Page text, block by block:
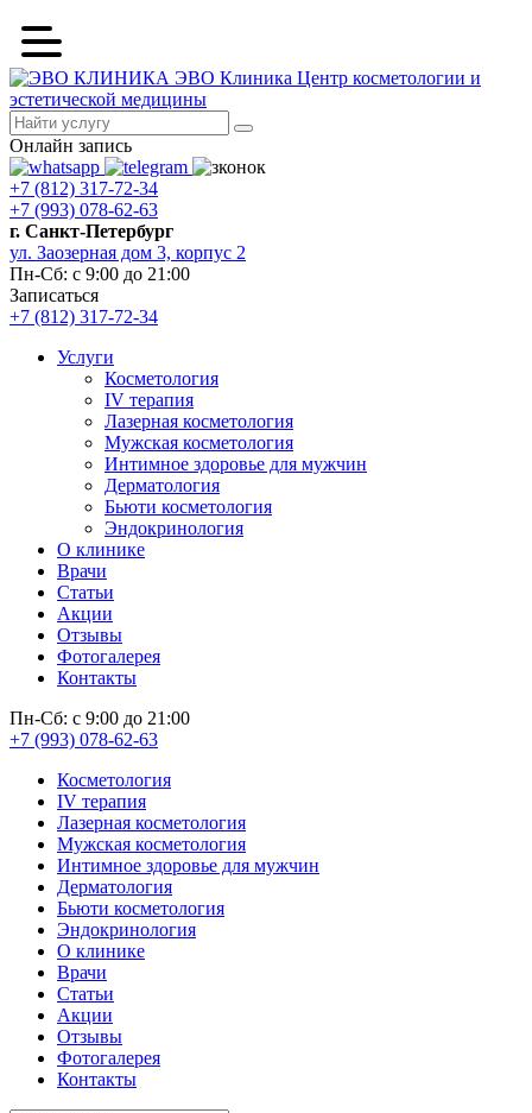
ЭВО Клиника Центр косметологии и
эстетической медицины
Онлайн запись
+7 (812) 317-72-34
+7 (993) 078-62-63
г. Санкт-Петербург
ул. Заозерная дом 3, корпус 2
Пн-Сб: с 9:00 до 21:00
Записаться
+7 (812) 317-72-34
Услуги
Косметология
IV терапия
Лазерная косметология
Мужская косметология
Интимное здоровье для мужчин
Дерматология
Бьюти косметология
Эндокринология
О клинике
Врачи
Статьи
Акции
Отзывы
Фотогалерея
Контакты
Пн-Сб: с 9:00 до 21:00
+7 (993) 078-62-63
Косметология
IV терапия
Лазерная косметология
Мужская косметология
Интимное здоровье для мужчин
Дерматология
Бьюти косметология
Эндокринология
О клинике
Врачи
Статьи
Акции
Отзывы
Фотогалерея
Контакты